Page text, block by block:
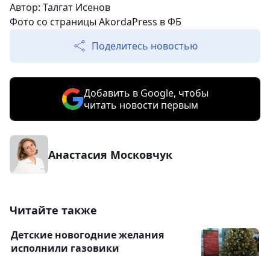
Автор: Талгат Исенов
Фото со страницы AkordaPress в ФБ
Поделитесь новостью
Добавить в Google, чтобы
читать новости первым
Анастасия Московчук
Читайте также
Детские новогодние желания
исполнили газовики